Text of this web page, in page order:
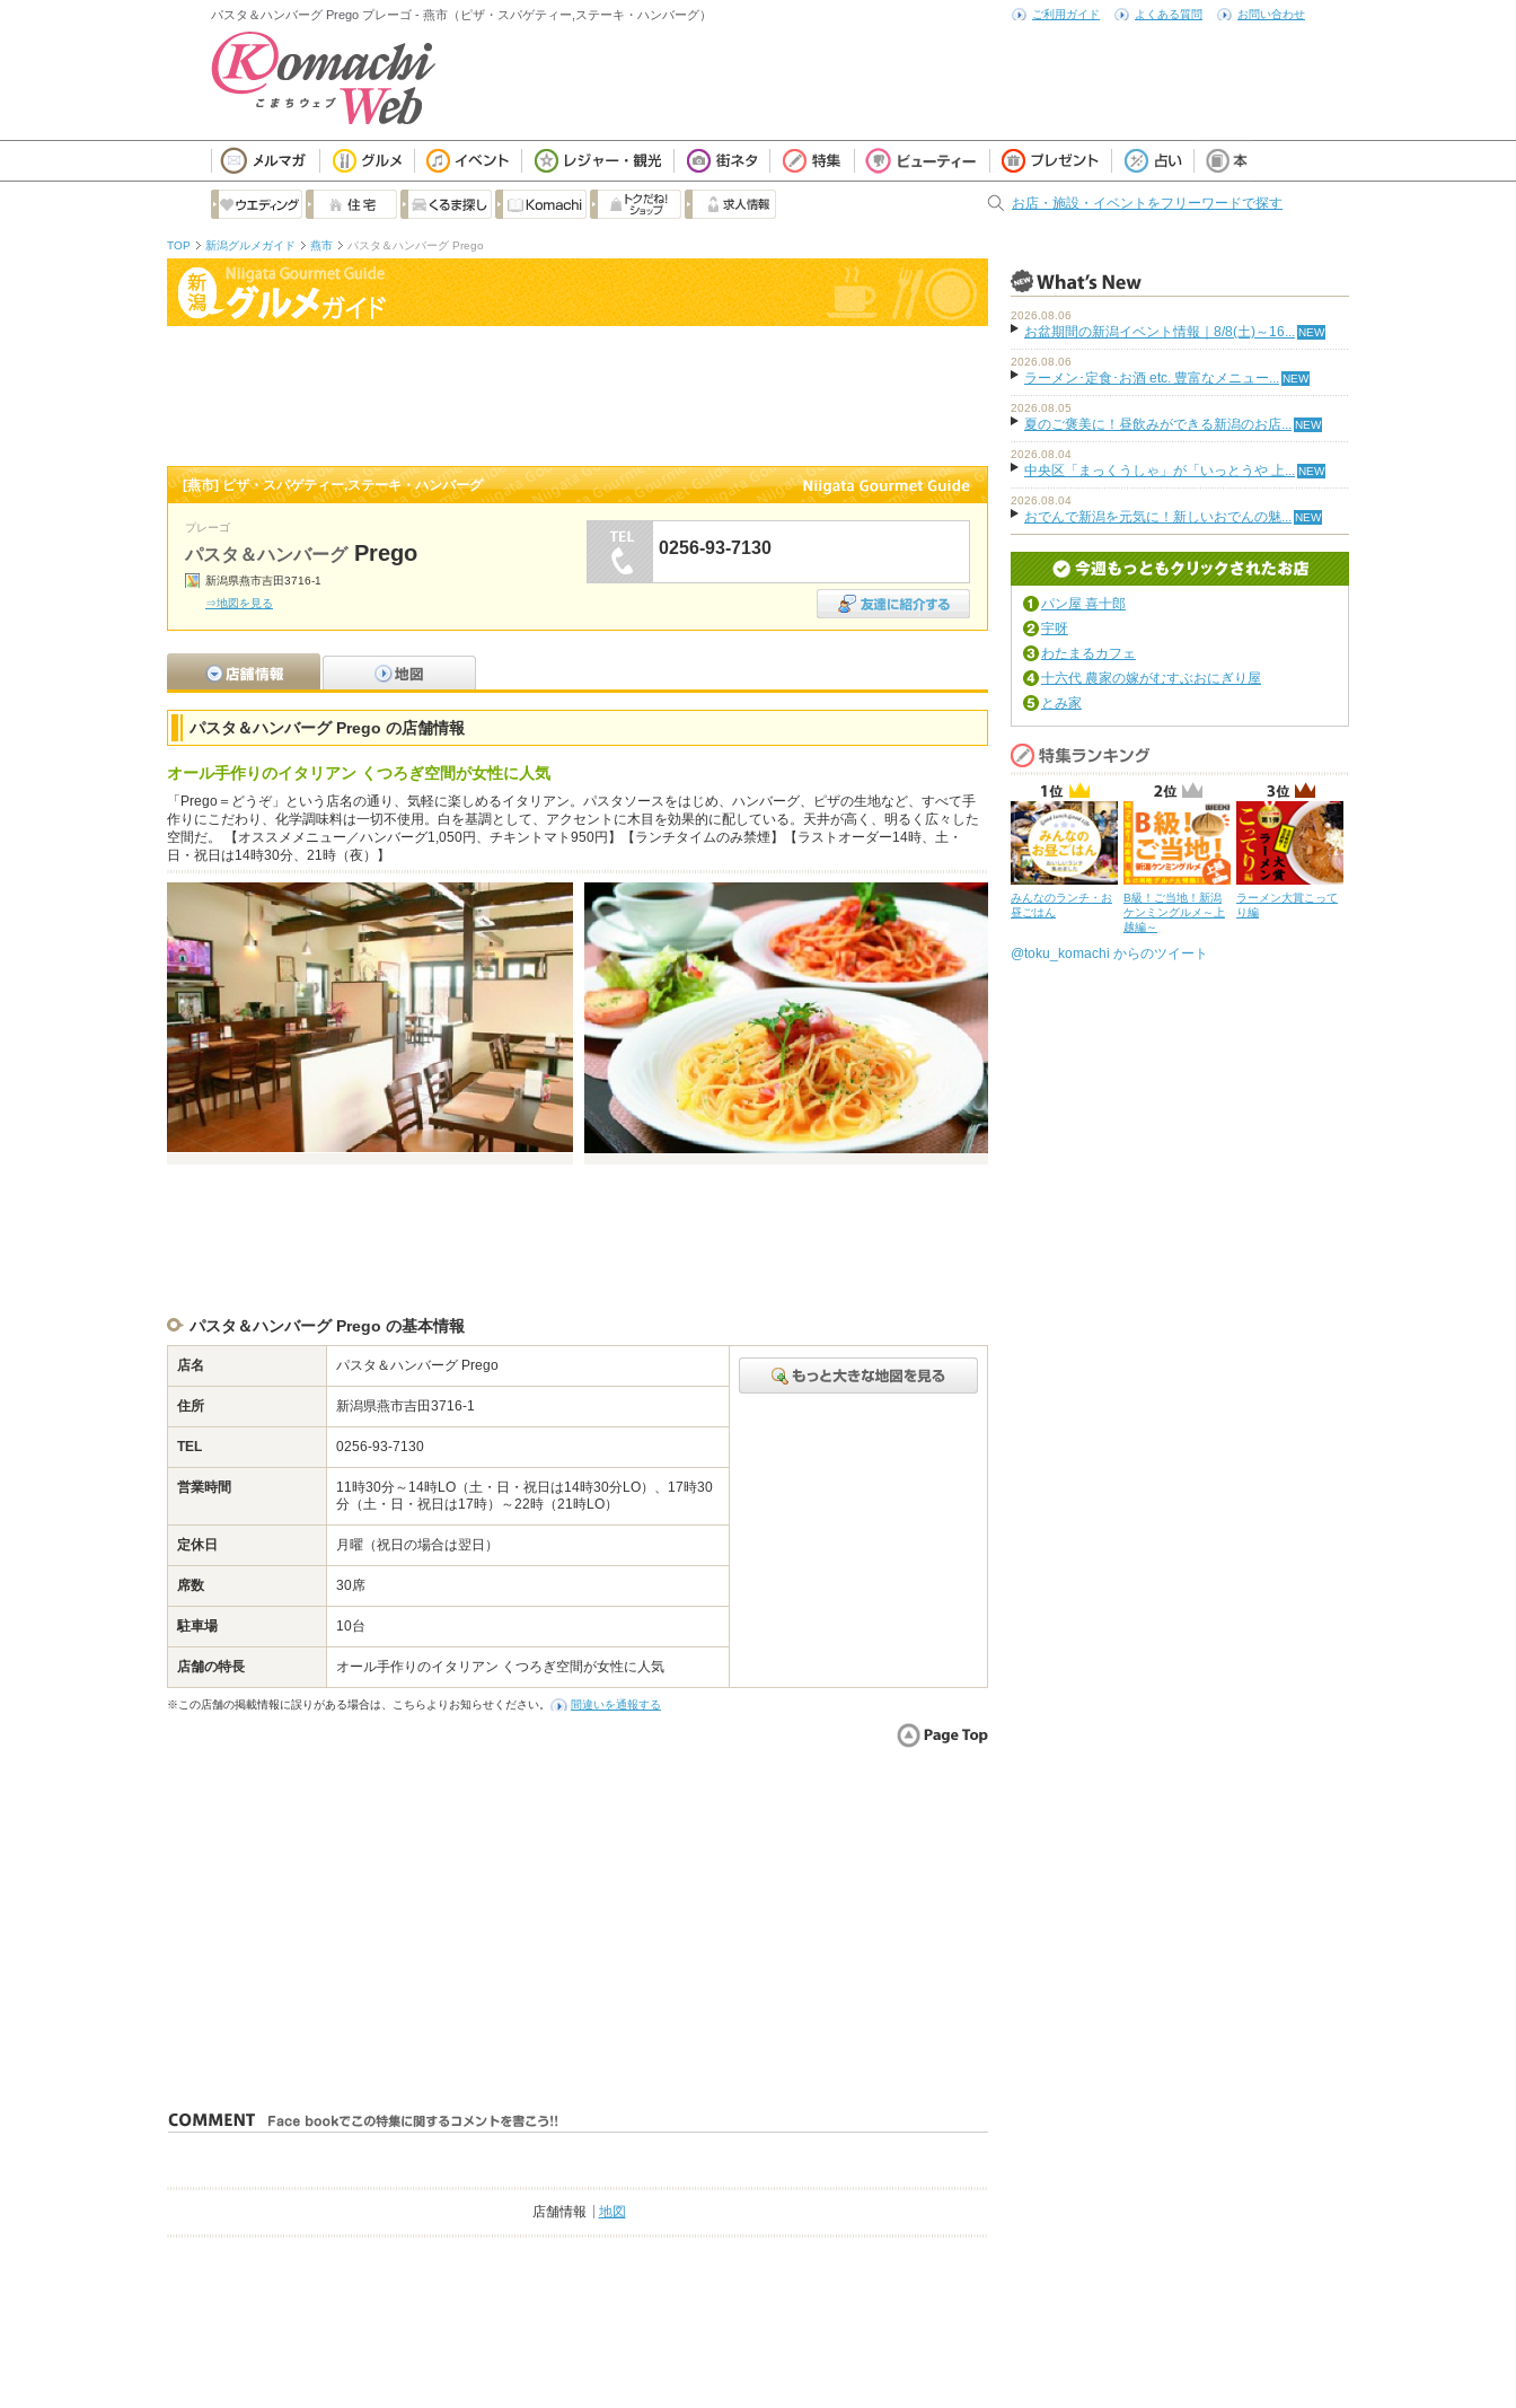
パスタ＆ハンバーグ Prego プレーゴ - 燕市（ピザ・スパゲティー,ステーキ・ハンバーグ） ご利用ガイド よくある質問 お問い合わせ
お店・施設・イベントをフリーワードで探す
TOP 新潟グルメガイド 燕市 パスタ＆ハンバーグ Prego
[燕市] ピザ・スパゲティー,ステーキ・ハンバーグ
プレーゴ
パスタ＆ハンバーグPrego
新潟県燕市吉田3716-1
⇒地図を見る
0256-93-7130
パスタ＆ハンバーグ Prego の店舗情報
オール手作りのイタリアン くつろぎ空間が女性に人気
「Prego＝どうぞ」という店名の通り、気軽に楽しめるイタリアン。パスタソースをはじめ、ハンバーグ、ピザの生地など、すべて手
作りにこだわり、化学調味料は一切不使用。白を基調として、アクセントに木目を効果的に配している。天井が高く、明るく広々した
空間だ。 【オススメメニュー／ハンバーグ1,050円、チキントマト950円】【ランチタイムのみ禁煙】【ラストオーダー14時、土・
日・祝日は14時30分、21時（夜）】
パスタ＆ハンバーグ Prego の基本情報
店名 パスタ＆ハンバーグ Prego
住所 新潟県燕市吉田3716-1
TEL 0256-93-7130
営業時間
11時30分～14時LO（土・日・祝日は14時30分LO）、17時30
分（土・日・祝日は17時）～22時（21時LO）
定休日 月曜（祝日の場合は翌日）
席数 30席
駐車場 10台
店舗の特長 オール手作りのイタリアン くつろぎ空間が女性に人気
※この店舗の掲載情報に誤りがある場合は、こちらよりお知らせください。 間違いを通報する
店舗情報 地図
2026.08.06
お盆期間の新潟イベント情報｜8/8(土)～16...
2026.08.06
ラーメン･定食･お酒 etc. 豊富なメニュー...
2026.08.05
夏のご褒美に！昼飲みができる新潟のお店...
2026.08.04
中央区「まっくうしゃ」が「いっとうや 上...
2026.08.04
おでんで新潟を元気に！新しいおでんの魅...
パン屋 喜十郎
宇呀
わたまるカフェ
十六代 農家の嫁がむすぶおにぎり屋
とみ家
みんなのランチ・お
昼ごはん
B級！ご当地！新潟
ケンミングルメ～上
越編～
ラーメン大賞こって
り編
@toku_komachi からのツイート